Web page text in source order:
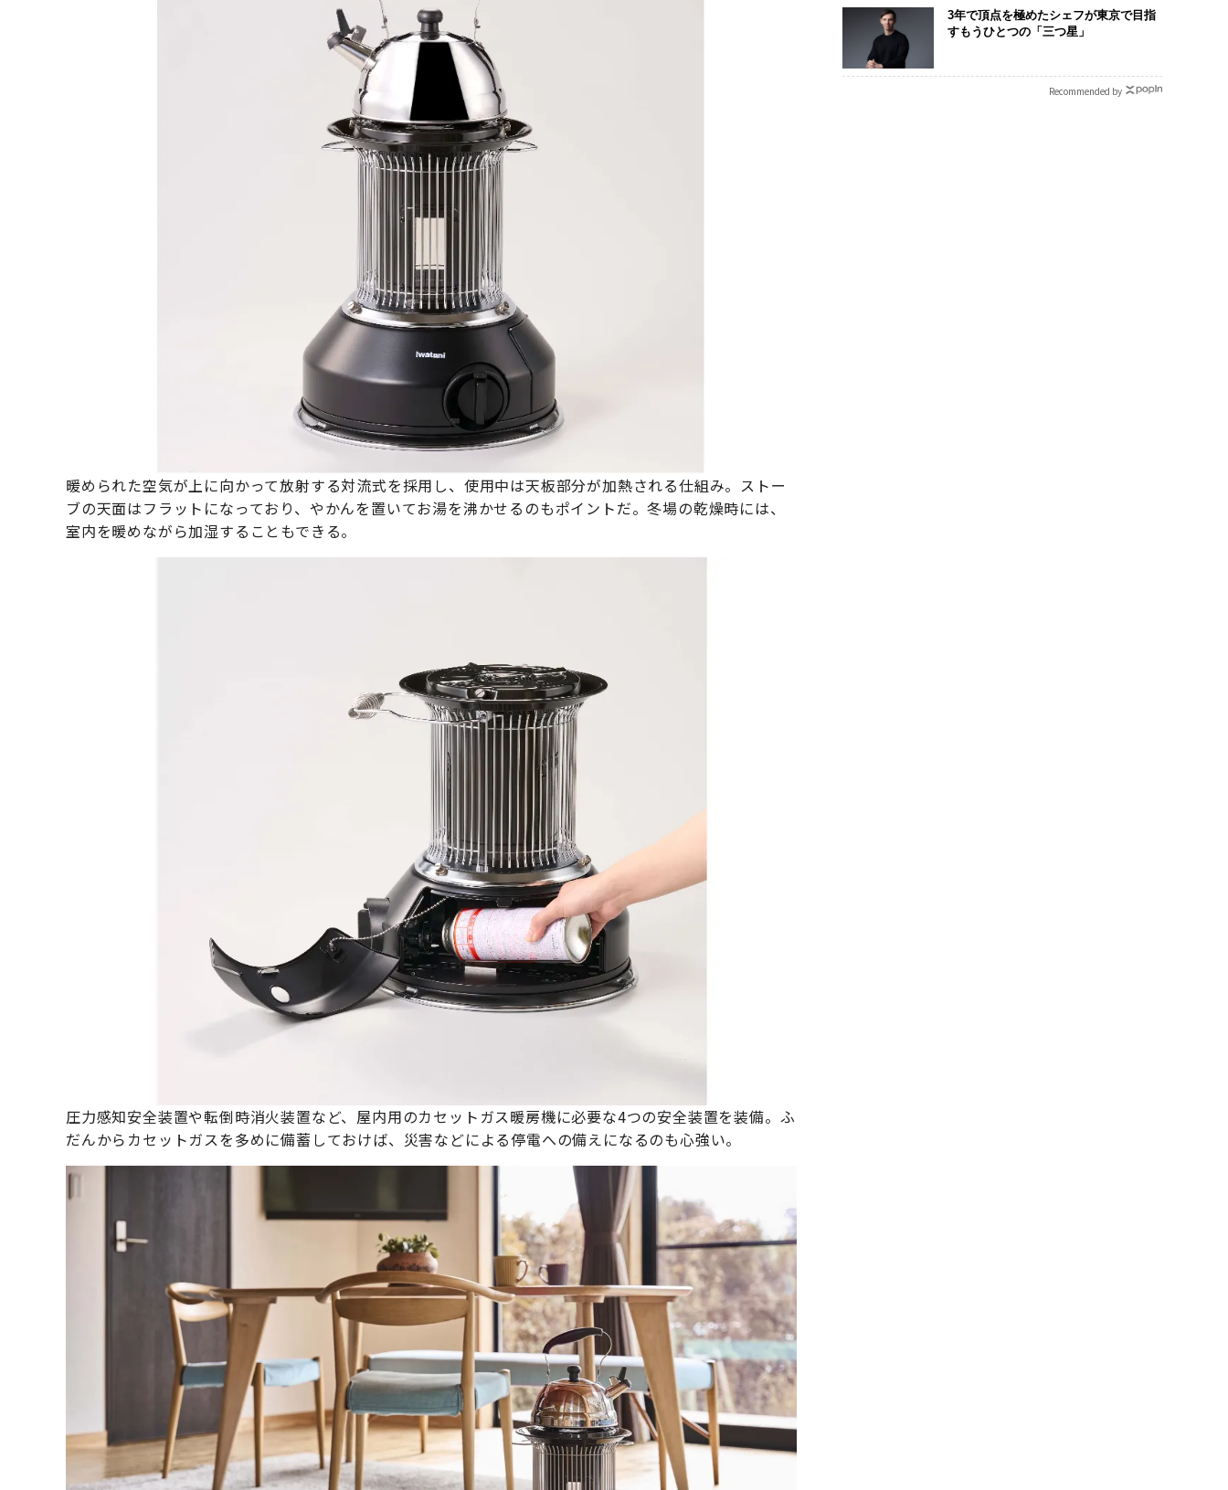
暖められた空気が上に向かって放射する対流式を採用し、使用中は天板部分が加熱される仕組み。ストー
ブの天面はフラットになっており、やかんを置いてお湯を沸かせるのもポイントだ。冬場の乾燥時には、
室内を暖めながら加湿することもできる。
圧力感知安全装置や転倒時消火装置など、屋内用のカセットガス暖房機に必要な4つの安全装置を装備。ふ
だんからカセットガスを多めに備蓄しておけば、災害などによる停電への備えになるのも心強い。
3年で頂点を極めたシェフが東京で目指
すもうひとつの「三つ星」
Recommended by